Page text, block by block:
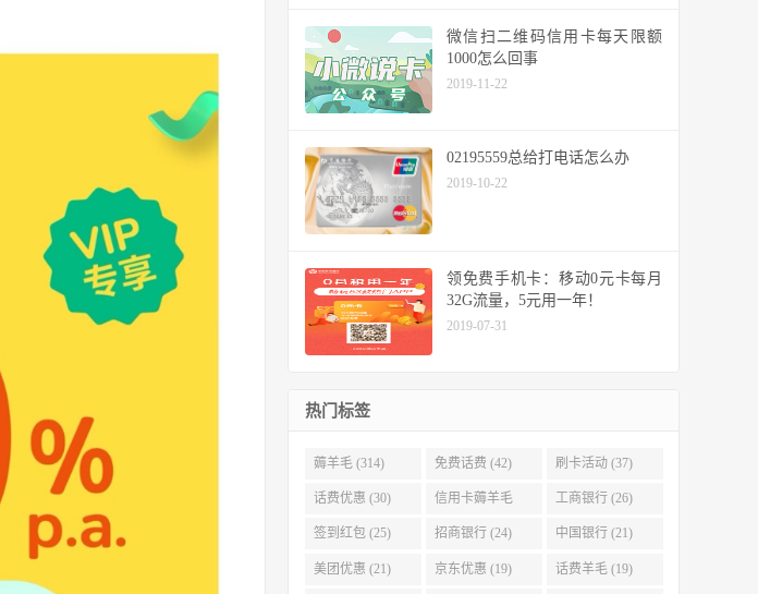
微信扫二维码信用卡每天限额
1000怎么回事
2019-11-22
02195559总给打电话怎么办
2019-10-22
领免费手机卡：移动0元卡每月
32G流量，5元用一年！
2019-07-31
热门标签
薅羊毛 (314) 免费话费 (42) 刷卡活动 (37)
话费优惠 (30) 信用卡薅羊毛
(29)
工商银行 (26)
签到红包 (25) 招商银行 (24) 中国银行 (21)
美团优惠 (21) 京东优惠 (19) 话费羊毛 (19)